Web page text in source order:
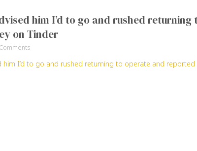
him I’d to go and rushed returning
on Tinder
him I’d to go and rushed returning to operate and reported